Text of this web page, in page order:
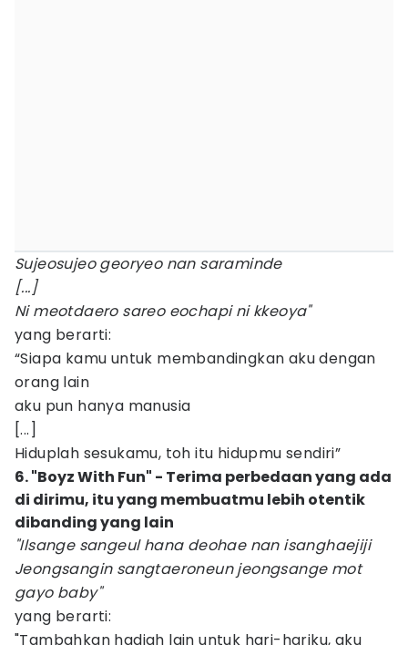
Sujeosujeo georyeo nan saraminde
[...]
Ni meotdaero sareo eochapi ni kkeoya"
yang berarti:
“Siapa kamu untuk membandingkan aku dengan
orang lain
aku pun hanya manusia
[...]
Hiduplah sesukamu, toh itu hidupmu sendiri”
6. "Boyz With Fun" - Terima perbedaan yang ada
di dirimu, itu yang membuatmu lebih otentik
dibanding yang lain
"Ilsange sangeul hana deohae nan isanghaejiji
Jeongsangin sangtaeroneun jeongsange mot
gayo baby"
yang berarti:
"Tambahkan hadiah lain untuk hari-hariku, aku